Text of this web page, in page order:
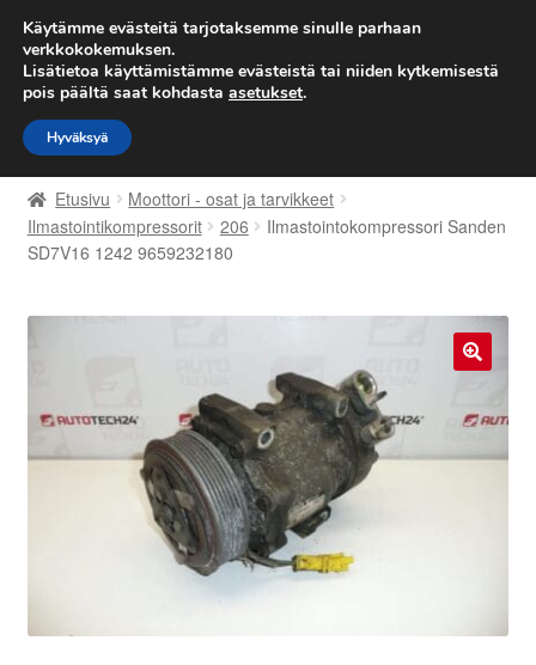
TOIMITUS alkaen 7 EUR
Siirry
navigointiin
Siirry
sisältöön
Etusivu
Kärry
Maailmanlaajuinen toimitus
Etusivu
Moottori - osat ja tarvikkeet
Ilmastointikompressorit
206
Ilmastointokompressori Sanden
SD7V16 1242 9659232180
Käytämme evästeitä tarjotaksemme sinulle parhaan
verkkokokemuksen.
Lisätietoa käyttämistämme evästeistä tai niiden kytkemisestä
pois päältä saat kohdasta asetukset.
Hyväksyä